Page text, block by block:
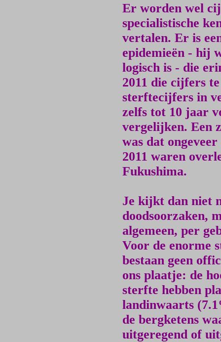
Er worden wel
specialistische
vertalen. Er is
epidemieën - hij
logisch is - die
2011 die cijfers
sterftecijfers in
zelfs tot 10 jaar
vergelijken. Een
was dat
2011 waren
Fukushima.
Je kijkt dan niet
doodsoorzaken,
algemeen, per
Voor de enorme
bestaan geen
ons plaatje: de
sterfte hebben
landinwaarts
de bergketens
uitgeregend of